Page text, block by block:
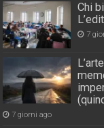
Chi
7
7 giorni ago